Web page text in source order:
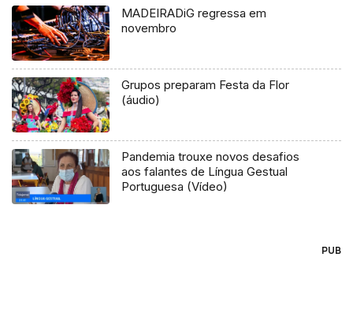
MADEIRADiG regressa em
novembro
Grupos preparam Festa da Flor
(áudio)
Pandemia trouxe novos desafios
aos falantes de Língua Gestual
Portuguesa (Vídeo)
PUB